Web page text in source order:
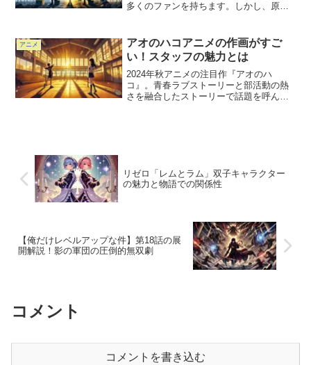
多くのファンを持ちます。しかし、原作
疑問を持つ人も多いでしょう。この記事
では、アニメ「No....
アニメ
アオのハコアニメの作画がすご
い！スタッフの魅力とは
2024年秋アニメの注目作『アオのハ
コ』。青春ラブストーリーと部活動の熱
さを融合したストーリーで話題を呼んで
リゼロ「レムとラム」双子キャラクター
の魅力と物語での関係性
【俺だけレベルアップな件】第18話の展
開解説！影の軍団の圧倒的無双劇
コメント
コメントを書き込む